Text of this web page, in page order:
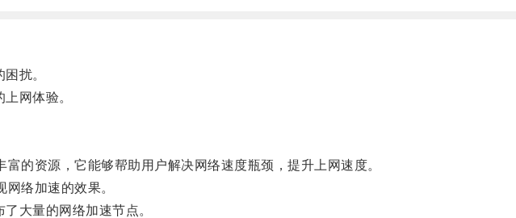
扰。
网体验。
资源，它能够帮助用户解决网络速度瓶颈，提升上网速度。
络加速的效果。
大量的网络加速节点。